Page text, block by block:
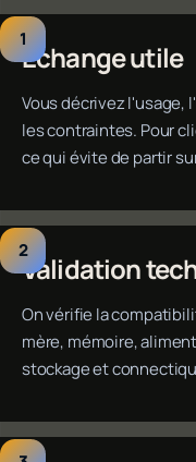
Échange utile
Vous décrivez l'usage,
les contraintes. Pour
ce qui évite de partir
Validation
On vérifie la
mère, mémoire,
stockage et